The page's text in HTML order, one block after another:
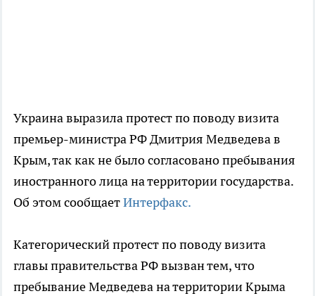
Украина выразила протест по поводу визита
премьер-министра РФ Дмитрия Медведева в
Крым, так как не было согласовано пребывания
иностранного лица на территории государства.
Об этом сообщаетИнтерфакс.
Категорический протест по поводу визита
главы правительства РФ вызван тем, что
пребывание Медведева на территории Крыма